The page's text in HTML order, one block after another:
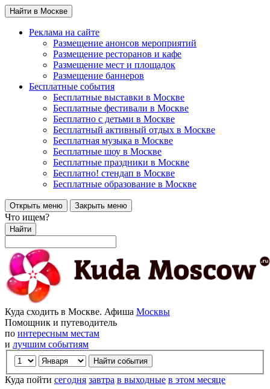
Найти в Москве
Реклама на сайте
Размещение анонсов мероприятий
Размещение ресторанов и кафе
Размещение мест и площадок
Размещение баннеров
Бесплатные события
Бесплатные выставки в Москве
Бесплатные фестивали в Москве
Бесплатно с детьми в Москве
Бесплатный активный отдых в Москве
Бесплатная музыка в Москве
Бесплатные шоу в Москве
Бесплатные праздники в Москве
Бесплатно! стендап в Москве
Бесплатные образование в Москве
Открыть меню Закрыть меню
Что ищем?
Найти
Куда сходить в Москве. Афиша Москвы
Помощник и путеводитель
по интересным местам
и лучшим событиям
Куда пойти сегодня завтра в выходные в этом месяце